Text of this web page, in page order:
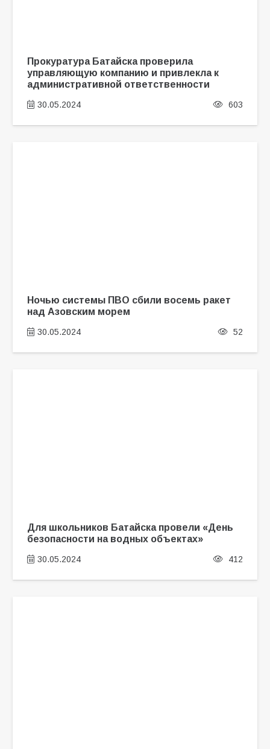
Прокуратура Батайска проверила
управляющую компанию и привлекла к
административной ответственности
30.05.2024 603
Ночью системы ПВО сбили восемь ракет
над Азовским морем
30.05.2024 52
Для школьников Батайска провели «День
безопасности на водных объектах»
30.05.2024 412